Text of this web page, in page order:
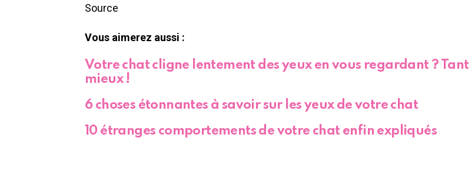
Source
Vous aimerez aussi :
Votre chat cligne lentement des yeux en vous regardant ? Tant
mieux !
6 choses étonnantes à savoir sur les yeux de votre chat
10 étranges comportements de votre chat enfin expliqués